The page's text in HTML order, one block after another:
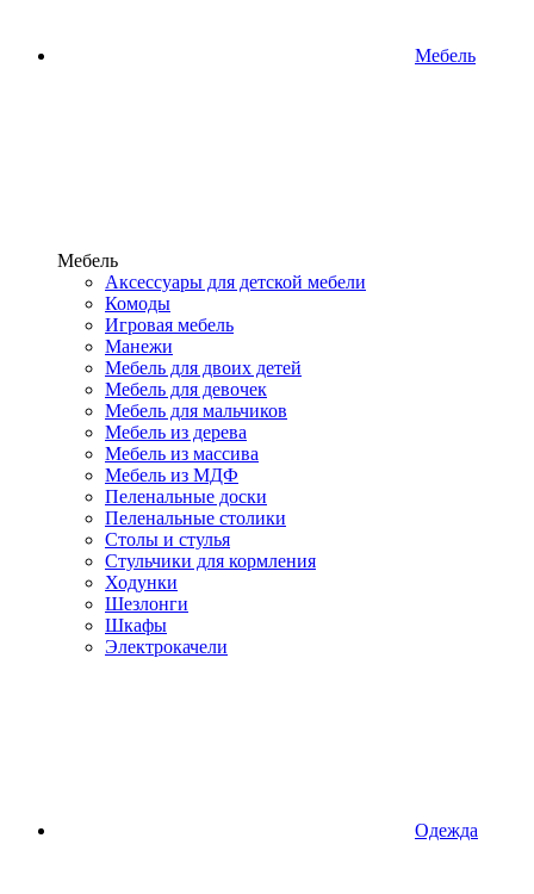
Мебель
Мебель
Аксессуары для детской мебели
Комоды
Игровая мебель
Манежи
Мебель для двоих детей
Мебель для девочек
Мебель для мальчиков
Мебель из дерева
Мебель из массива
Мебель из МДФ
Пеленальные доски
Пеленальные столики
Столы и стулья
Стульчики для кормления
Ходунки
Шезлонги
Шкафы
Электрокачели
Одежда